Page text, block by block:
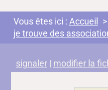
Vous êtes ici : Accueil
je trouve des
signaler| modifier la